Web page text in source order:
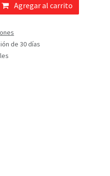
Agregar al carrito
de 30 días